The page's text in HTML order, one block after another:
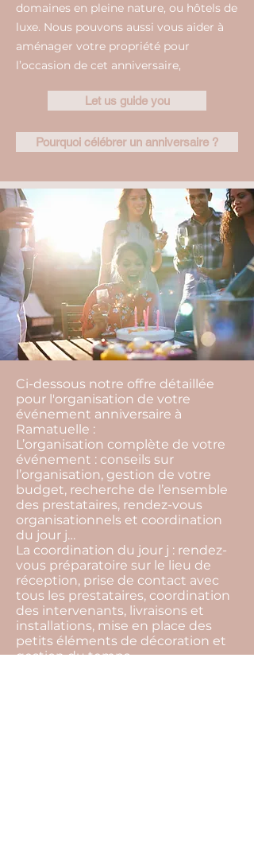
domaines en pleine nature, ou hôtels de
luxe. Nous pouvons aussi vous aider à
aménager votre propriété pour
l’occasion de cet anniversaire,
Let us guide you
Pourquoi célébrer un anniversaire ?
Ci-dessous notre offre détaillée
pour l'organisation de votre
événement anniversaire à
Ramatuelle :
L’organisation complète de votre
événement : conseils sur
l’organisation, gestion de votre
budget, recherche de l’ensemble
des prestataires, rendez-vous
organisationnels et coordination
du jour j…
La coordination du jour j : rendez-
vous préparatoire sur le lieu de
réception, prise de contact avec
tous les prestataires, coordination
des intervenants, livraisons et
installations, mise en place des
petits éléments de décoration et
gestion du temps…